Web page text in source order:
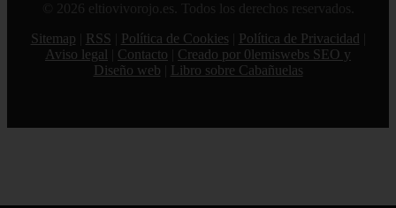
© 2026 eltiovivorojo.es. Todos los derechos reservados.
Sitemap
RSS Política de Cookies Política de Privacidad
Aviso legal
Contacto
Creado por 0lemiswebs SEO y
Diseño web
Libro sobre Cabañuelas